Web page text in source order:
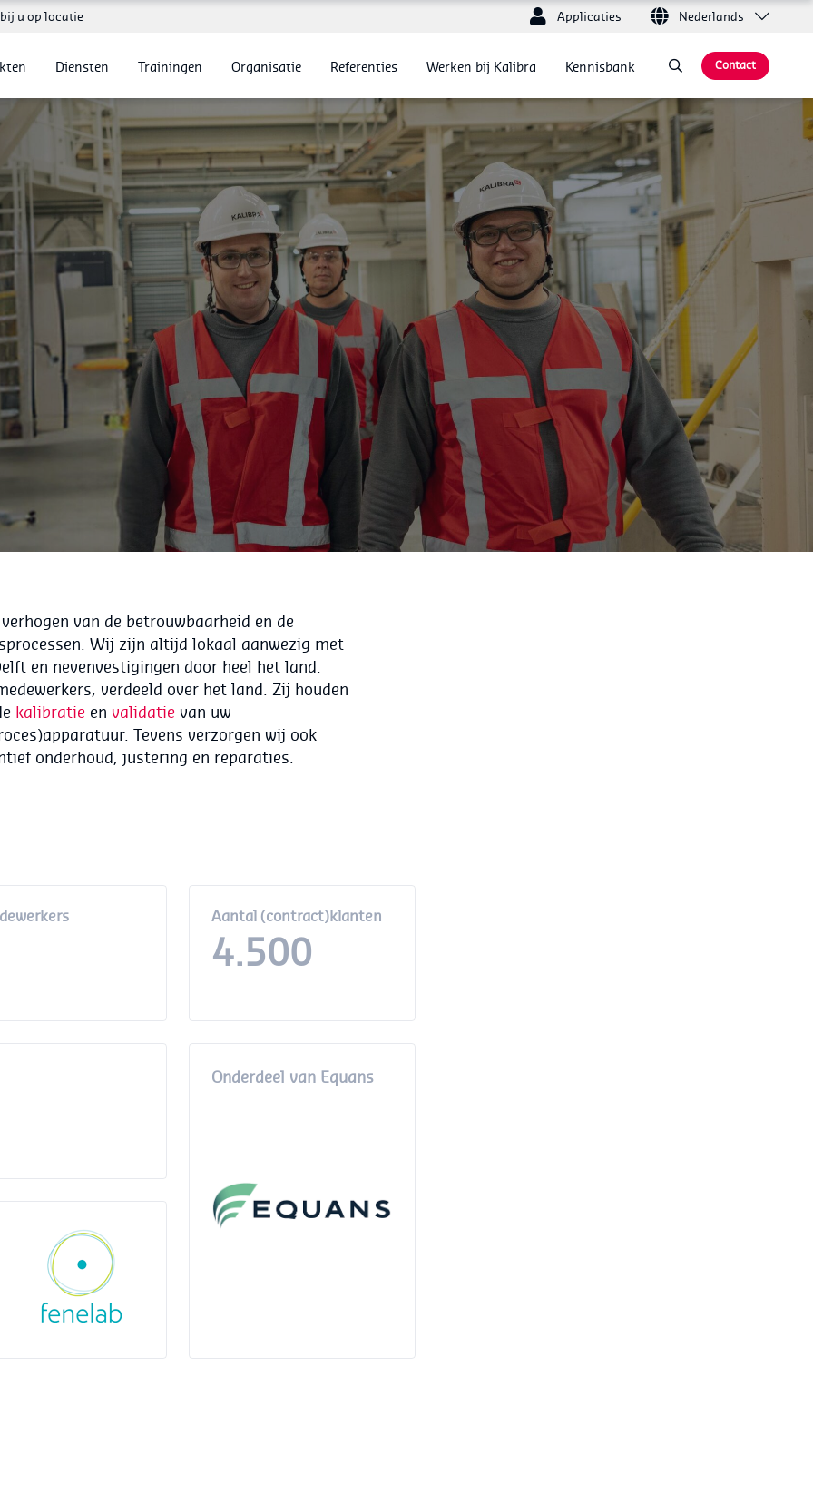
u op locatie Applicaties Nederlands
Diensten Trainingen Organisatie Referenties Werken bij Kalibra Kennisbank  Contact
van de betrouwbaarheid en de
Wij zijn altijd lokaal aanwezig met
en nevenvestigingen door heel het land.
verdeeld over het land. Zij houden
kalibratie en validatie van uw
Tevens verzorgen wij ook
onderhoud, justering en reparaties.
Aantal (contract)klanten
4.500
Onderdeel van Equans